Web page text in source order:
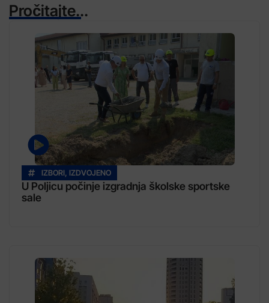
Pročitajte...
IZBORI IZDVOJENO
U Poljicu počinje izgradnja školske sportske
sale